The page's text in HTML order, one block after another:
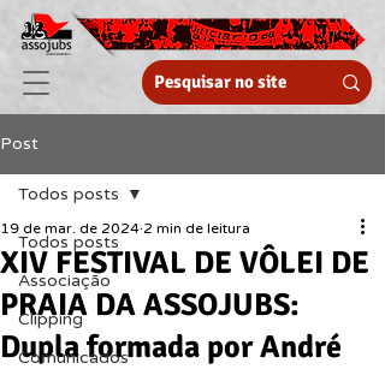
Post
Todos posts
Associação
Clipping
Comunicados
Todos posts
XIV FESTIVAL DE VÔLEI DE
PRAIA DA ASSOJUBS:
Dupla formada por André
19 de mar. de 2024 2 min de leitura